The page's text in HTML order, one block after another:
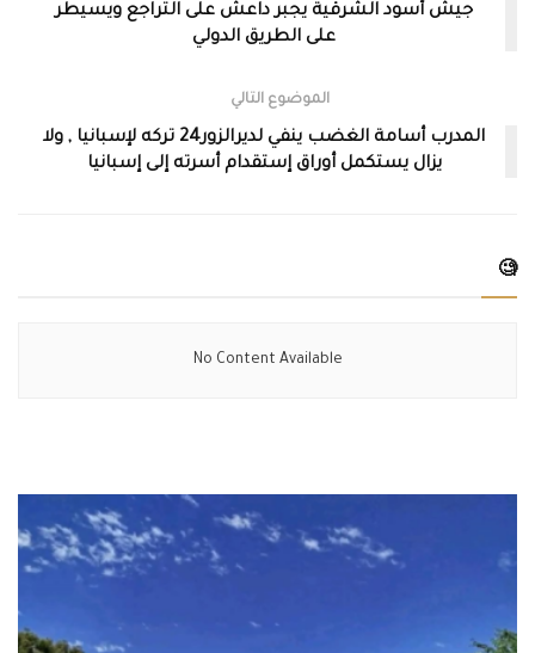
جيش أسود الشرقية يجبر داعش على التراجع ويسيطر
على الطريق الدولي
الموضوع التالي
المدرب أسامة الغضب ينفي لديرالزور24 تركه لإسبانيا , ولا
يزال يستكمل أوراق إستقدام أسرته إلى إسبانيا
🧐
No Content Available